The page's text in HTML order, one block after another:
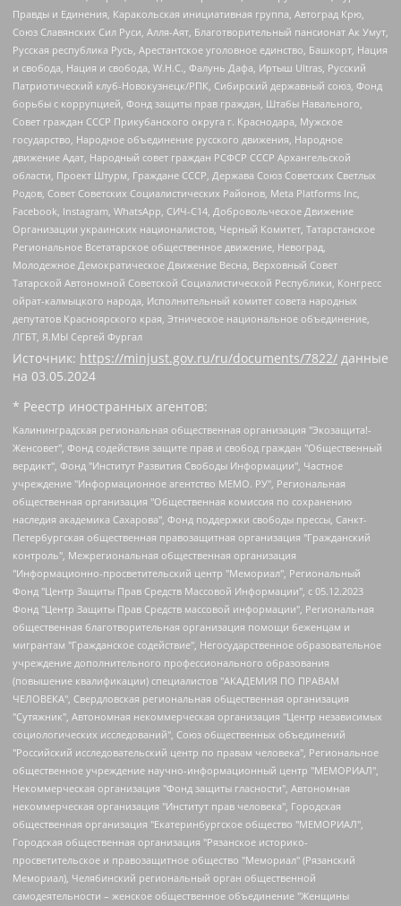
Правды и Единения, Каракольская инициативная группа, Автоград Крю,
Союз Славянских Сил Руси, Алля-Аят, Благотворительный пансионат Ак Умут,
Русская республика Русь, Арестантское уголовное единство, Башкорт, Нация
и свобода, Нация и свобода, W.H.С., Фалунь Дафа, Иртыш Ultras, Русский
Патриотический клуб-Новокузнецк/РПК, Сибирский державный союз, Фонд
борьбы с коррупцией, Фонд защиты прав граждан, Штабы Навального,
Совет граждан СССР Прикубанского округа г. Краснодара, Мужское
государство, Народное объединение русского движения, Народное
движение Адат, Народный совет граждан РСФСР СССР Архангельской
области, Проект Штурм, Граждане СССР, Держава Союз Советских Светлых
Родов, Совет Советских Социалистических Районов, Meta Platforms Inc,
Facebook, Instagram, WhatsApp, СИЧ-С14, Добровольческое Движение
Организации украинских националистов, Черный Комитет, Татарстанское
Региональное Всетатарское общественное движение, Невоград,
Молодежное Демократическое Движение Весна, Верховный Совет
Татарской Автономной Советской Социалистической Республики, Конгресс
ойрат-калмыцкого народа, Исполнительный комитет совета народных
депутатов Красноярского края, Этническое национальное объединение,
ЛГБТ, Я.МЫ Сергей Фургал
Источник: https://minjust.gov.ru/ru/documents/7822/ данные
на 03.05.2024
* Реестр иностранных агентов:
Калининградская региональная общественная организация "Экозащита!-Женсовет", Фонд содействия защите прав и свобод граждан "Общественный вердикт", Фонд "Институт Развития Свободы Информации", Частное учреждение "Информационное агентство МЕМО. РУ", Региональная общественная организация "Общественная комиссия по сохранению наследия академика Сахарова", Фонд поддержки свободы прессы, Санкт-Петербургская общественная правозащитная организация "Гражданский контроль", Межрегиональная общественная организация "Информационно-просветительский центр "Мемориал", Региональный Фонд "Центр Защиты Прав Средств Массовой Информации", с 05.12.2023 Фонд "Центр Защиты Прав Средств массовой информации", Региональная общественная благотворительная организация помощи беженцам и мигрантам "Гражданское содействие", Негосударственное образовательное учреждение дополнительного профессионального образования (повышение квалификации) специалистов "АКАДЕМИЯ ПО ПРАВАМ ЧЕЛОВЕКА", Свердловская региональная общественная организация "Сутяжник", Автономная некоммерческая организация "Центр независимых социологических исследований", Союз общественных объединений "Российский исследовательский центр по правам человека", Региональное общественное учреждение научно-информационный центр "МЕМОРИАЛ", Некоммерческая организация "Фонд защиты гласности", Автономная некоммерческая организация "Институт прав человека", Городская общественная организация "Екатеринбургское общество "МЕМОРИАЛ", Городская общественная организация "Рязанское историко-просветительское и правозащитное общество "Мемориал" (Рязанский Мемориал), Челябинский региональный орган общественной самодеятельности – женское общественное объединение "Женщины Евразии", Челябинский региональный орган общественной самодеятельности "Уральская правозащитная группа", Фонд содействия защите здоровья и социальной справедливости имени Андрея Рылькова, Автономная Некоммерческая Организация "Аналитический Центр Юрия Левады", Автономная некоммерческая организация социальной поддержки населения "Проект Апрель", Региональная общественная организация помощи женщинам и детям, находящимся в кризисной ситуации "Информационно-методический центр "Анна", Фонд содействия развитию массовых коммуникаций и правовому просвещению "Так-так-Так", Фонд содействия устойчивому развитию "Серебряная тайга", Свердловский региональный общественный фонд социальных проектов "Новое время", "Idel.Реалии", Кавказ.Реалии, Крым.Реалии, Телеканал Настоящее Время, Татаро-башкирская служба Радио Свобода (Azatliq Radiosi), Радио Свободная Европа/Радио Свобода (PCE/PC), "Сибирь.Реалии", "Фактограф", Благотворительный фонд помощи осужденным и их семьям, Автономная некоммерческая организация "Институт глобализации и социальных движений", Фонд "В защиту прав заключенных", Частное учреждение "Центр поддержки и содействия развитию средств массовой информации", Пензенский региональный общественный благотворительный фонд "Гражданский союз", "Север.Реалии", Некоммерческая организация Фонд "Правовая инициатива", Общество с ограниченной ответственностью "Радио Свободная Европа/Радио Свобода", Чешское информационное агентство "MEDIUM-ORIENT", Красноярская региональная общественная организация "Мы против СПИДа", Камалягин Денис Николаевич, Маркелов Сергей Евгеньевич, Пономарев Лев Александрович, Савицкая Людмила Алексеевна, Автономная некоммерческая организация "Центр по работе с проблемой насилия "НАСИЛИЮ.НЕТ", Межрегиональный профессиональный союз работников здравоохранения "Альянс врачей", Юридическое лицо, зарегистрированное в Латвийской Республике, SIA "Medusa Project" (регистрационный номер 40103797863, дата регистрации 10.06.2014), Некоммерческая организация "Фонд по борьбе с коррупцией", Автономная некоммерческая организация "Институт права и публичной политики", Баданин Роман Сергеевич, Гликин Максим Александрович, Железнова Мария Михайловна, Лукьянова Юлия Сергеевна, Маетная Елизавета Витальевна, Маняхин Петр Борисович, Чуракова Ольга Владимировна, Ярош Юлия Петровна, Юридическое лицо "The Insider SIA", зарегистрированное в Риге, Латвийская Республика (дата регистрации 26.06.2015), являющееся администратором доменного имени интернет-издания "The Insider SIA", https://theins.ru, Постернак Алексей Евгеньевич, Рубин Михаил Аркадьевич, Анин Роман Александрович, Юридическое лицо Istories fonds, зарегистрированное в Латвийской Республике (регистрационный номер 50008295751, дата регистрации 24.02.2020), Великовский Дмитрий Александрович, Долинина Ирина Николаевна, Мароховская Алеся Алексеевна, Шлейнов Роман Юрьевич, Шмагун Олеся Валентиновна, Общество с ограниченной ответственностью "Альтаир 2021", Общество с ограниченной ответственностью "Вега 2021", Общество с ограниченной ответственностью "Главный редактор 2021", Общество с ограниченной ответственностью "Ромашки монолит", Важенков Артем Валерьевич, Ивановская областная общественная организация "Центр гендерных исследований", Гурман Юрий Альбертович, Медиапроект "ОВД-Инфо", Егоров Владимир Владимирович, Жилинский Владимир Александрович, Общество с ограниченной ответственностью "ЗП", Иванова София Юрьевна, Карезина Инна Павловна, Кильтау Екатерина Викторовна, Петров Алексей Викторович, Пискунов Сергей Евгеньевич, Смирнов Сергей Сергеевич, Тихонов Михаил Сергеевич, Общество с ограниченной ответственностью "ЖУРНАЛИСТ-ИНОСТРАННЫЙ АГЕНТ", Арапова Галина Юрьевна, Вольтская Татьяна Анатольевна, Американская компания "Mason G.E.S. Anonymous Foundation" (США), являющаяся владельцем интернет-издания https://mnews.world/, Компания "Stichting Bellingcat", зарегистрированная в Нидерландах (дата регистрации 11.07.2018), Захаров Андрей Вячеславович, Клепиковская Екатерина Дмитриевна, Общество с ограниченной ответственностью "МЕМО", Перл Роман Александрович, Симонов Евгений Алексеевич, Соловьева Елена Анатольевна, Сотников Даниил Владимирович, Сурначева Елизавета Дмитриевна, Автономная некоммерческая организация по защите прав человека и информированию населения "Якутия – Наше Мнение", Общество с ограниченной ответственностью "Москоу диджитал медиа", с 26.01.2023 Общество с ограниченной ответственностью "Чайка Белые сады", Ветошкина Валерия Валерьевна, Заговора Максим Александрович, Межрегиональное общественное движение "Российская ЛГБТ - сеть", Оленичев Максим Владимирович, Павлов Иван Юрьевич, Скворцова Елена Сергеевна, Общество с ограниченной ответственностью "Как бы инагент", Кочетков Игорь Викторович, Общество с ограниченной ответственностью "Честные выборы", Еланчик Олег Александрович, Общество с ограниченной ответственностью "Нобелевский призыв", Гималова Регина Эмилевна, Григорьев Андрей Валерьевич, Григорьева Алина Александровна, Ассоциация по содействию защите прав призывников, альтернативнослужащих и военнослужащих "Правозащитная группа "Гражданин.Армия.Право", Хисамова Регина Фаритовна, Автономная некоммерческая организация по реализации социально-правовых программ "Лилит", Дальневосточное общественное движение "Маяк", Санкт-Петербургская ЛГБТ-инициативная группа "Выход", Инициативная группа ЛГБТ+ "Реверс", Алексеев Андрей Викторович, Бекбулатова Таисия Львовна, Беляев Иван Михайлович, Владыкина Елена Сергеевна, Гельман Марат Александрович, Никульшина Вероника Юрьевна, Толоконникова Надежда Андреевна, Шендерович Виктор Анатольевич, Общество с ограниченной ответственностью "Данное сообщение", Общество с ограниченной ответственностью Издательский дом "Новая глава", Айнбиндер Александра Александровна, Московский комьюнити-центр для ЛГБТ+инициатив, Благотворительный фонд развития филантропии, Deutsche Welle (Германия, Kurt-Schumacher-Strasse 3, 53113 Bonn), Борзунова Мария Михайловна, Воробьев Виктор Викторович, Голубева Анна Львовна, Константинова Алла Михайловна, Малкова Ирина Владимировна, Мурадов Мурад Абдулгалимович, Осетинская Елизавета Николаевна, Понасенков Евгений Николаевич, Ганапольский Матвей Юрьевич, Киселев Евгений Алексеевич, Борухович Ирина Григорьевна, Дремин Иван Тимофеевич, Дубровский Дмитрий Викторович, Красноярская региональная общественная организация поддержки и развития альтернативных образовательных технологий и межкультурных коммуникаций "ИНТЕРРА", Маяковская Екатерина Алексеевна, Фейгин Марк Захарович, Филимонов Андрей Викторович, Дзугкоева Регина Николаевна, Доброхотов Роман Александрович, Дудь Юрий Александрович, Елкин Сергей Владимирович, Кругликов Кирилл Игоревич, Сабунаева Мария Леонидовна, Семенов Алексей Владимирович, Шаинян Карен Багратович, Шульман Екатерина Михайловна, Асафьев Артур Валерьевич, Вахштайн Виктор Семенович, Венедиктов Алексей Алексеевич, Лушникова Екатерина Евгеньевна, Волков Леонид Михайлович, Невзоров Александр Глебович, Пархоменко Сергей Борисович, Сироткин Ярослав Николаевич, Кара-Мурза Владимир Владимирович, Баранова Наталья Владимировна, Гозман Леонид Яковлевич, Кагарлицкий Борис Юльевич, Климарев Михаил Валерьевич, Милов Владимир Станиславович, Автономная некоммерческая организация Краснодарский центр современного искусства "Типография", Моргенштерн Алишер Тагирович, Соболь Любовь Эдуардовна, Общество с ограниченной ответственностью "ЛИЗА НОРМ", Каспаров Гарри Кимович, Ходорковский Михаил Борисович, Общество с ограниченной ответственностью "Апрельские тезисы", Данилович Ирина Брониславовна, Кашин Олег Владимирович, Петров Николай Владимирович, Пивоваров Алексей Владимирович, Соколов Михаил Владимирович, Цветкова Юлия Владимировна, Чичваркин Евгений Александрович, Комитет против пыток/Команда против пыток, Общество с ограниченной ответственностью "Первый научный", Общество с ограниченной ответственностью "Вертолет и ко", Белоцерковская Вероника Борисовна, Кац Максим Евгеньевич, Лазарева Татьяна Юрьевна, Шаведдинов Руслан Табризович, Яшин Илья Валерьевич, Общество с ограниченной ответственностью "Иноагент ААВ", Алешковский Дмитрий Петрович, Альбац Евгения Марковна, Быков Дмитрий Львович, Галямина Юлия Евгеньевна, Лойко Сергей Леонидович, Мартынов Кирилл Константинович, Медведев Сергей Александрович, Крашенинников Федор Геннадиевич, Гордеева Катерина Вл